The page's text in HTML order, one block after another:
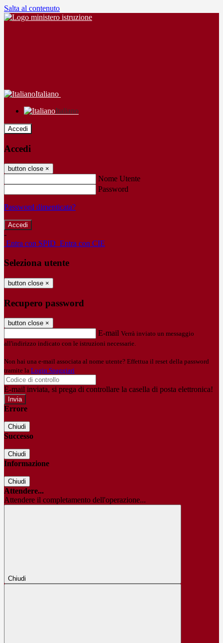
Salta al contenuto
Italiano
Italiano
Accedi
Accedi
button close ×
Nome Utente
Password
Password dimenticata?
-
Entra con SPID Entra con CIE
Seleziona utente
button close ×
Recupero password
button close ×
E-mail Verrà inviato un messaggio
all'indirizzo indicato con le istruzioni necessarie.
Non hai una e-mail associata al nome utente? Effettua il reset della password
tramite la Login Spaggiari
E-mail inviata, si prega di controllare la casella di posta elettronica!
Errore
Chiudi
Successo
Chiudi
Informazione
Chiudi
Attendere...
Attendere il completamento dell'operazione...
Chiudi